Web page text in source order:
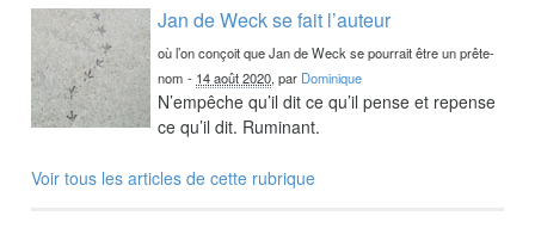
Jan de Weck se fait l’auteur
où l’on conçoit que Jan de Weck se pourrait être un prête-
nom - 14 août 2020, par Dominique
N’empêche qu’il dit ce qu’il pense et repense
ce qu’il dit. Ruminant.
Voir tous les articles de cette rubrique